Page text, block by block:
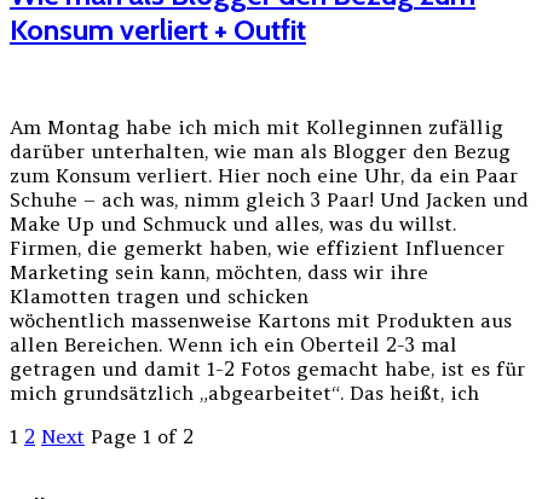
Konsum verliert + Outfit
Am Montag habe ich mich mit Kolleginnen zufällig
darüber unterhalten, wie man als Blogger den Bezug
zum Konsum verliert. Hier noch eine Uhr, da ein Paar
Schuhe – ach was, nimm gleich 3 Paar! Und Jacken und
Make Up und Schmuck und alles, was du willst.
Firmen, die gemerkt haben, wie effizient Influencer
Marketing sein kann, möchten, dass wir ihre
Klamotten tragen und schicken
wöchentlich massenweise Kartons mit Produkten aus
allen Bereichen. Wenn ich ein Oberteil 2-3 mal
getragen und damit 1-2 Fotos gemacht habe, ist es für
mich grundsätzlich „abgearbeitet“. Das heißt, ich
1 2 Next Page 1 of 2